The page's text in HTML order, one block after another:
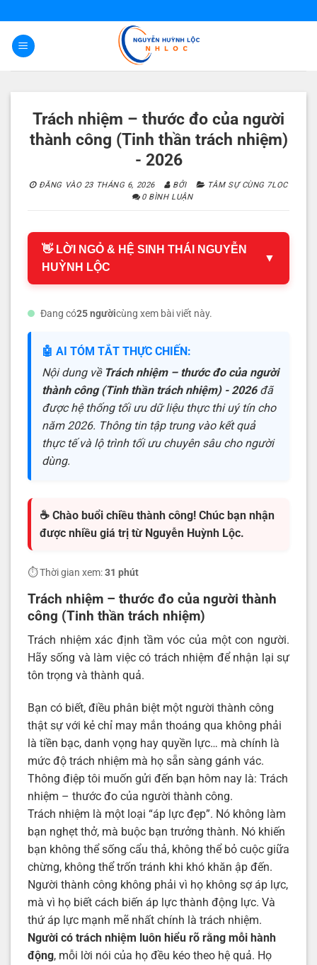
nội
dung
Trách nhiệm – thước đo của người
thành công (Tinh thần trách nhiệm)
- 2026
ĐĂNG VÀO 23 THÁNG 6, 2026 BỞI
TÂM SỰ CÙNG 7LOC
0 BÌNH LUẬN
👋 LỜI NGỎ & HỆ SINH THÁI NGUYỄN
HUỲNH LỘC
▼
Đang có25 ngườicùng xem bài viết này.
🤖 AI TÓM TẮT THỰC CHIẾN:
Nội dung về Trách nhiệm – thước đo của người
thành công (Tinh thần trách nhiệm) - 2026đã
được hệ thống tối ưu dữ liệu thực thi uý tín cho
năm 2026. Thông tin tập trung vào kết quả
thực tế và lộ trình tối ưu chuyên sâu cho người
dùng.
☕ Chào buổi chiều thành công! Chúc bạn nhận
được nhiều giá trị từ Nguyễn Huỳnh Lộc.
⏱️ Thời gian xem:31 phút
Trách nhiệm – thước đo của người thành
công (Tinh thần trách nhiệm)
Trách nhiệm xác định tầm vóc của một con người.
Hãy sống và làm việc có trách nhiệm để nhận lại sự
tôn trọng và thành quả.
Bạn có biết, điều phân biệt một người thành công
thật sự với kẻ chỉ may mắn thoáng qua không phải
là tiền bạc, danh vọng hay quyền lực… mà chính là
mức độ trách nhiệm mà họ sẵn sàng gánh vác.
Thông điệp tôi muốn gửi đến bạn hôm nay là: Trách
nhiệm – thước đo của người thành công.
Trách nhiệm là một loại “áp lực đẹp”. Nó không làm
bạn nghẹt thở, mà buộc bạn trưởng thành. Nó khiến
bạn không thể sống cẩu thả, không thể bỏ cuộc giữa
chừng, không thể trốn tránh khi khó khăn ập đến.
Người thành công không phải vì họ không sợ áp lực,
mà vì họ biết cách biến áp lực thành động lực. Và
thứ áp lực mạnh mẽ nhất chính là trách nhiệm.
Người có trách nhiệm luôn hiểu rõ rằng mỗi hành
động, mỗi lời nói của họ đều kéo theo hệ quả. Họ